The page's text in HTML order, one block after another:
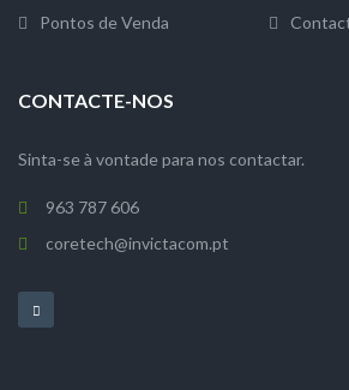
Pontos de Venda
CONTACTE-NOS
Sinta-se à vontade para nos contactar.
963 787 606
coretech@invictacom.pt